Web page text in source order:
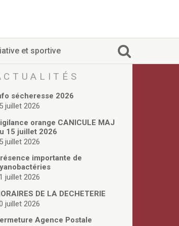
et sportive
sécheresse 2026
juillet 2026
orange CANICULE MAJ
15 juillet 2026
juillet 2026
importante de
juillet 2026
DE LA DECHETERIE
juillet 2026
Agence Postale